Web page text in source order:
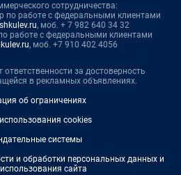
сотрудничества:
работе с федеральными клиентами
, моб. + 7 982 640 34 32
работе с федеральными клиентами
, моб. +7 910 402 4056
ответственности за достоверность
в рекламных объявлениях.
об ограничениях
cookies
системы
и обработки персональных данных и
сайта